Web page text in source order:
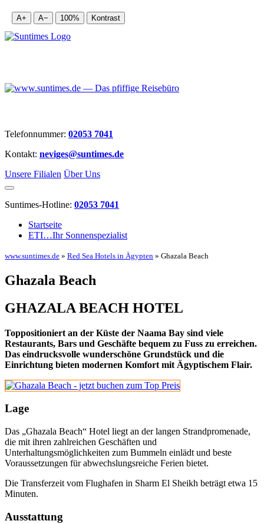
A+ A− 100% Kontrast
Telefonnummer: 02053 7041
Kontakt: neviges@suntimes.de
Unsere Filialen Über Uns
Suntimes-Hotline: 02053 7041
Startseite
ETI…Ihr Sonnenspezialist
www.suntimes.de » Red Sea Hotels in Ägypten » Ghazala Beach
Ghazala Beach
GHAZALA BEACH HOTEL
Toppositioniert an der Küste der Naama Bay sind viele
Restaurants, Bars und Geschäfte bequem zu Fuss zu erreichen.
Das eindrucksvolle wunderschöne Grundstück und die
Einrichtung bieten modernen Komfort mit Ägyptischem Flair.
Lage
Das „Ghazala Beach“ Hotel liegt an der langen Strandpromenade,
die mit ihren zahlreichen Geschäften und
Unterhaltungsmöglichkeiten zum Bummeln einlädt und beste
Voraussetzungen für abwechslungsreiche Ferien bietet.
Die Transferzeit vom Flughafen in Sharm El Sheikh beträgt etwa 15
Minuten.
Ausstattung